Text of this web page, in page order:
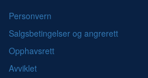
Personvern
Salgsbetingelser og angrerett
Opphavsrett
Avviklet